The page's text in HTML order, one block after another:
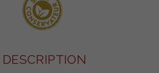
DESCRIPTION